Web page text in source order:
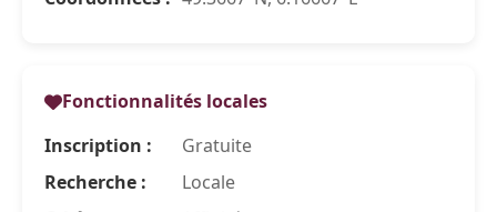
Fonctionnalités locales
Inscription :
Gratuite
Recherche :
Locale